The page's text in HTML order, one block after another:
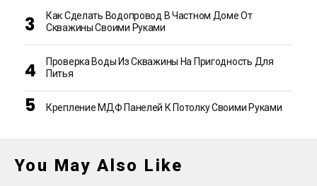
Как Сделать Водопровод В Частном Доме От
Скважины Своими Руками
Проверка Воды Из Скважины На Пригодность Для
Питья
Крепление МДФ Панелей К Потолку Своими Руками
You May Also Like